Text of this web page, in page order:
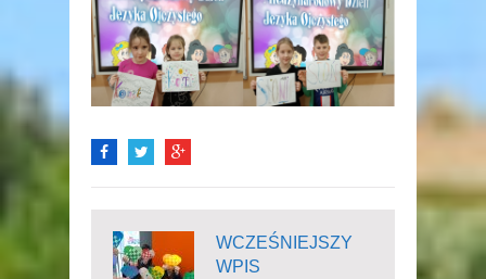
WCZEŚNIEJSZY
WPIS